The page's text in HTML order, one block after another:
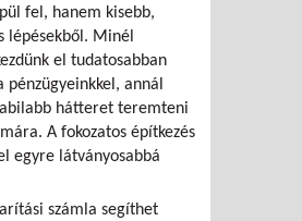
fel, hanem kisebb,
lépésekből. Minél
el tudatosabban
pénzügyeinkkel, annál
hátteret teremteni
A fokozatos építkezés
egyre látványosabbá
számla segíthet